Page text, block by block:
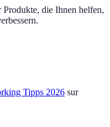
die Ihnen helfen,
Tipps 2026 sur